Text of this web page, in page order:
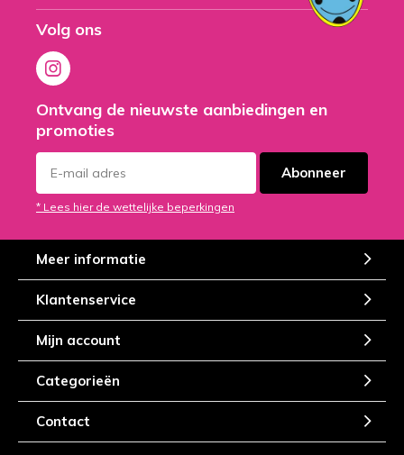
Volg ons
Ontvang de nieuwste aanbiedingen en
promoties
Abonneer
* Lees hier de wettelijke beperkingen
Meer informatie
Klantenservice
Mijn account
Categorieën
Contact